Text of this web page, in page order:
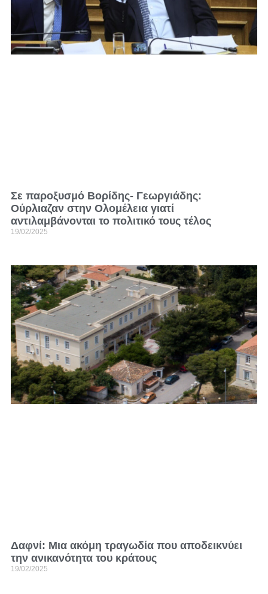
Σε παροξυσμό Βορίδης- Γεωργιάδης:
Ούρλιαζαν στην Ολομέλεια γιατί
αντιλαμβάνονται το πολιτικό τους τέλος
19/02/2025
Δαφνί: Μια ακόμη τραγωδία που αποδεικνύει
την ανικανότητα του κράτους
19/02/2025